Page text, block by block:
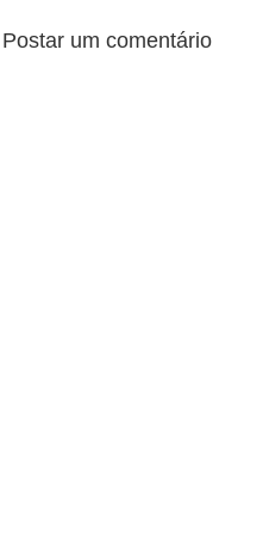
Postar um comentário